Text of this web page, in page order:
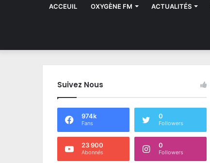
ACCEUIL OXYGÈNE FM ACTUALITÉS
Suivez Nous
974k
Fans
0
Followers
23 900
Abonnés
0
Followers